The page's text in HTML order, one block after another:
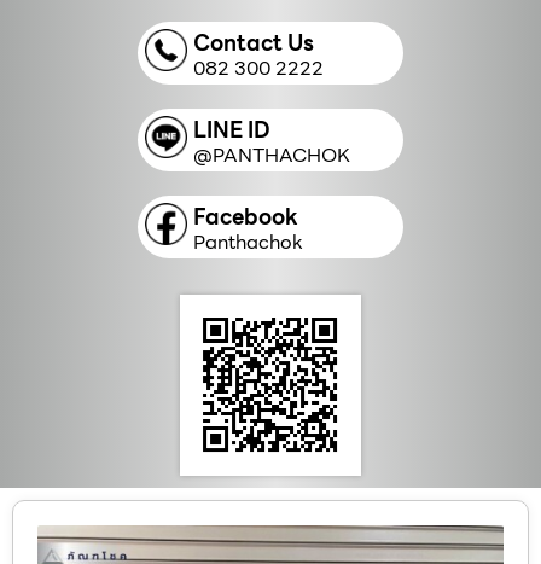
Contact Us
082 300 2222
LINE ID
@PANTHACHOK
Facebook
Panthachok